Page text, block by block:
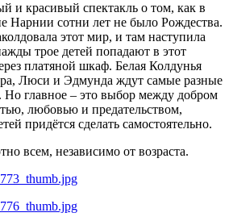
и красивый спектакль о том, как в
Нарнии сотни лет не было Рождества.
этот мир, и там наступила
трое детей попадают в этот
платяной шкаф. Белая Колдунья
Люси и Эдмунда ждут самые разные
Но главное – это выбор между добром
любовью и предательством,
придётся сделать самостоятельно.
всем, независимо от возраста.